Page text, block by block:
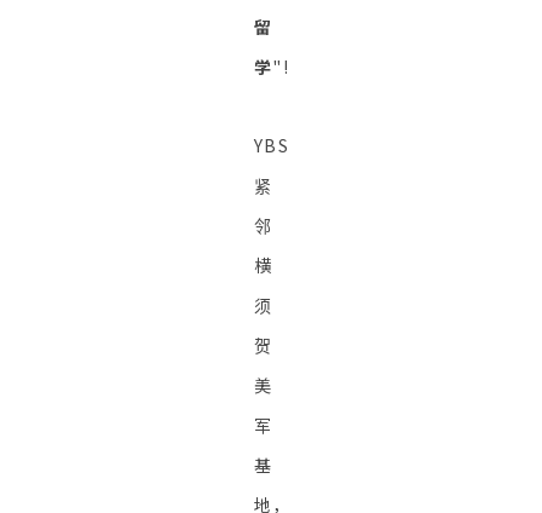
留
学"!
YBS
紧
邻
横
须
贺
美
军
基
地，